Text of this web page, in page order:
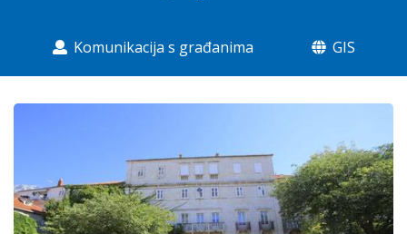
Komunikacija s građanima GIS